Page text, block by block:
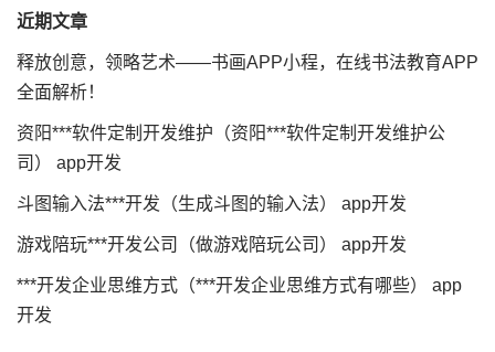
近期文章
释放创意，领略艺术——书画APP小程，在线书法教育APP
全面解析！
资阳***软件定制开发维护（资阳***软件定制开发维护公
司） app开发
斗图输入法***开发（生成斗图的输入法） app开发
游戏陪玩***开发公司（做游戏陪玩公司） app开发
***开发企业思维方式（***开发企业思维方式有哪些） app
开发